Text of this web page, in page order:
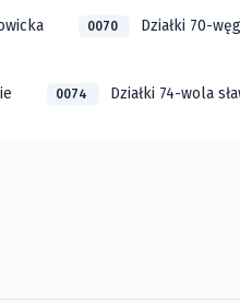
0070 Działki 70-
0074 Działki 74-wola